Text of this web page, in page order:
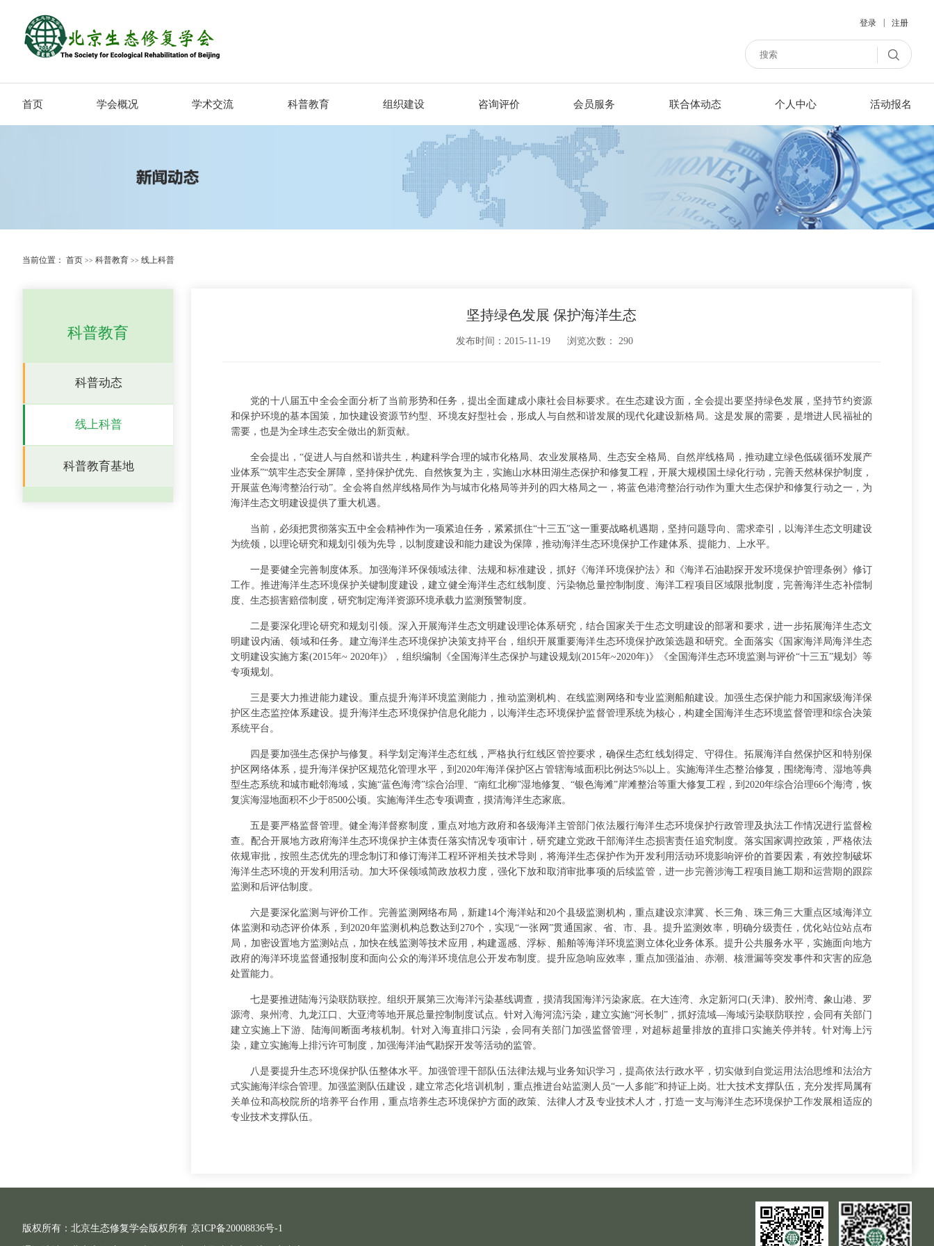
登录 注册
首页 学会概况 学术交流 科普教育 组织建设 咨询评价 会员服务 联合体动态 个人中心 活动报名
当前位置： 首页 >> 科普教育 >> 线上科普
科普教育
科普动态
线上科普
科普教育基地
坚持绿色发展 保护海洋生态
发布时间：2015-11-19 浏览次数：290
党的十八届五中全会全面分析了当前形势和任务，提出全面建成小康社会目标要求。在生态建设方面，全会提出要坚持绿色发展，坚持节约资源
和保护环境的基本国策，加快建设资源节约型、环境友好型社会，形成人与自然和谐发展的现代化建设新格局。这是发展的需要，是增进人民福祉的
需要，也是为全球生态安全做出的新贡献。
全会提出，“促进人与自然和谐共生，构建科学合理的城市化格局、农业发展格局、生态安全格局、自然岸线格局，推动建立绿色低碳循环发展产
业体系”“筑牢生态安全屏障，坚持保护优先、自然恢复为主，实施山水林田湖生态保护和修复工程，开展大规模国土绿化行动，完善天然林保护制度，
开展蓝色海湾整治行动”。全会将自然岸线格局作为与城市化格局等并列的四大格局之一，将蓝色港湾整治行动作为重大生态保护和修复行动之一，为
海洋生态文明建设提供了重大机遇。
当前，必须把贯彻落实五中全会精神作为一项紧迫任务，紧紧抓住“十三五”这一重要战略机遇期，坚持问题导向、需求牵引，以海洋生态文明建设
为统领，以理论研究和规划引领为先导，以制度建设和能力建设为保障，推动海洋生态环境保护工作建体系、提能力、上水平。
一是要健全完善制度体系。加强海洋环保领域法律、法规和标准建设，抓好《海洋环境保护法》和《海洋石油勘探开发环境保护管理条例》修订
工作。推进海洋生态环境保护关键制度建设，建立健全海洋生态红线制度、污染物总量控制制度、海洋工程项目区域限批制度，完善海洋生态补偿制
度、生态损害赔偿制度，研究制定海洋资源环境承载力监测预警制度。
二是要深化理论研究和规划引领。深入开展海洋生态文明建设理论体系研究，结合国家关于生态文明建设的部署和要求，进一步拓展海洋生态文
明建设内涵、领域和任务。建立海洋生态环境保护决策支持平台，组织开展重要海洋生态环境保护政策选题和研究。全面落实《国家海洋局海洋生态
文明建设实施方案(2015年~ 2020年)》，组织编制《全国海洋生态保护与建设规划(2015年~2020年)》《全国海洋生态环境监测与评价“十三五”规划》等
专项规划。
三是要大力推进能力建设。重点提升海洋环境监测能力，推动监测机构、在线监测网络和专业监测船舶建设。加强生态保护能力和国家级海洋保
护区生态监控体系建设。提升海洋生态环境保护信息化能力，以海洋生态环境保护监督管理系统为核心，构建全国海洋生态环境监督管理和综合决策
系统平台。
四是要加强生态保护与修复。科学划定海洋生态红线，严格执行红线区管控要求，确保生态红线划得定、守得住。拓展海洋自然保护区和特别保
护区网络体系，提升海洋保护区规范化管理水平，到2020年海洋保护区占管辖海域面积比例达5%以上。实施海洋生态整治修复，围绕海湾、湿地等典
型生态系统和城市毗邻海域，实施“蓝色海湾”综合治理、“南红北柳”湿地修复、“银色海滩”岸滩整治等重大修复工程，到2020年综合治理66个海湾，恢
复滨海湿地面积不少于8500公顷。实施海洋生态专项调查，摸清海洋生态家底。
五是要严格监督管理。健全海洋督察制度，重点对地方政府和各级海洋主管部门依法履行海洋生态环境保护行政管理及执法工作情况进行监督检
查。配合开展地方政府海洋生态环境保护主体责任落实情况专项审计，研究建立党政干部海洋生态损害责任追究制度。落实国家调控政策，严格依法
依规审批，按照生态优先的理念制订和修订海洋工程环评相关技术导则，将海洋生态保护作为开发利用活动环境影响评价的首要因素，有效控制破坏
海洋生态环境的开发利用活动。加大环保领域简政放权力度，强化下放和取消审批事项的后续监管，进一步完善涉海工程项目施工期和运营期的跟踪
监测和后评估制度。
六是要深化监测与评价工作。完善监测网络布局，新建14个海洋站和20个县级监测机构，重点建设京津冀、长三角、珠三角三大重点区域海洋立
体监测和动态评价体系，到2020年监测机构总数达到270个，实现“一张网”贯通国家、省、市、县。提升监测效率，明确分级责任，优化站位站点布
局，加密设置地方监测站点，加快在线监测等技术应用，构建遥感、浮标、船舶等海洋环境监测立体化业务体系。提升公共服务水平，实施面向地方
政府的海洋环境监督通报制度和面向公众的海洋环境信息公开发布制度。提升应急响应效率，重点加强溢油、赤潮、核泄漏等突发事件和灾害的应急
处置能力。
七是要推进陆海污染联防联控。组织开展第三次海洋污染基线调查，摸清我国海洋污染家底。在大连湾、永定新河口(天津)、胶州湾、象山港、罗
源湾、泉州湾、九龙江口、大亚湾等地开展总量控制制度试点。针对入海河流污染，建立实施“河长制”，抓好流域—海域污染联防联控，会同有关部门
建立实施上下游、陆海间断面考核机制。针对入海直排口污染，会同有关部门加强监督管理，对超标超量排放的直排口实施关停并转。针对海上污
染，建立实施海上排污许可制度，加强海洋油气勘探开发等活动的监管。
八是要提升生态环境保护队伍整体水平。加强管理干部队伍法律法规与业务知识学习，提高依法行政水平，切实做到自觉运用法治思维和法治方
式实施海洋综合管理。加强监测队伍建设，建立常态化培训机制，重点推进台站监测人员“一人多能”和持证上岗。壮大技术支撑队伍，充分发挥局属有
关单位和高校院所的培养平台作用，重点培养生态环境保护方面的政策、法律人才及专业技术人才，打造一支与海洋生态环境保护工作发展相适应的
专业技术支撑队伍。
版权所有：北京生态修复学会版权所有 京ICP备20008836号-1